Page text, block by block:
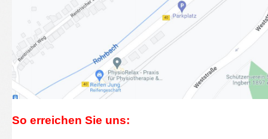
So erreichen Sie uns: